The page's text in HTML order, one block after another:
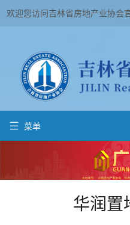
欢迎您访问吉林省房地产业协会
 菜单
华润置